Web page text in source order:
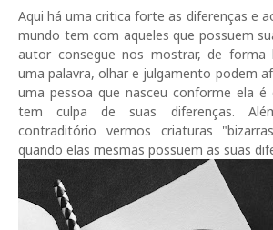
Aqui há uma critica forte as diferenças e
mundo tem com aqueles que possuem
autor consegue nos mostrar, de forma
uma palavra, olhar e julgamento podem
uma pessoa que nasceu conforme ela
tem culpa de suas diferenças.
contraditório vermos criaturas
quando elas mesmas possuem as suas